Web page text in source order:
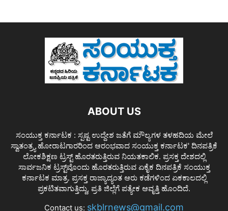
ABOUT US
ಸಂಯುಕ್ತ ಕರ್ನಾಟಕ : ಸ್ಪಷ್ಟ ಉದ್ದೇಶ ಜತೆಗೆ ಮೌಲ್ಯಗಳ ತಳಹದಿಯ ಮೇಲೆ
ಸ್ವಾತಂತ್ರ್ಯ ಹೋರಾಟಗಾರರಿಂದ ಆರಂಭವಾದ ಸಂಯುಕ್ತ ಕರ್ನಾಟಕ' ದಿನಪತ್ರಿಕೆ
ಲೋಕಶಿಕ್ಷಣ ಟ್ರಸ್ಟ್ ಹೊರತರುತ್ತಿರುವ ನಿಯತಕಾಲಿಕ. ಪ್ರಸಕ್ತ ದೇಶದಲ್ಲಿ
ಸಾರ್ವಜನಿಕ ಟ್ರಸ್ಟ್‌ವೊಂದು ಹೊರತರುತ್ತಿರುವ ಏಕೈಕ ದಿನಪತ್ರಿಕೆ ಸಂಯುಕ್ತ
ಕರ್ನಾಟಕ ಮಾತ್ರ. ಪ್ರಸಕ್ತ ರಾಜ್ಯಾದ್ಯಂತ ಆರು ಕಡೆಗಳಿಂದ ಏಕಕಾಲದಲ್ಲಿ
ಪ್ರಕಟಿತವಾಗುತ್ತಿದ್ದು, ಪ್ರತಿ ಜಿಲ್ಲೆಗೆ ಪತ್ಯೇಕ ಆವೃತ್ತಿ ಹೊಂದಿದೆ.
Contact us: skblrnews@gmail.com